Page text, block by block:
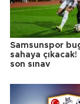
Samsunspor
sahaya
son sınav